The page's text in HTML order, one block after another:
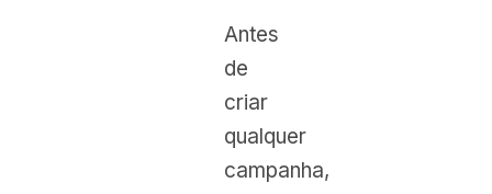
Antes
de
criar
qualquer
campanha,